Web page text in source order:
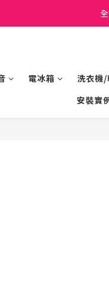
日立家電、國
電冰箱 洗衣機/
安裝實